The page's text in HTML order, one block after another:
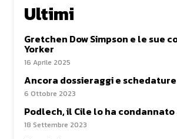
Ultimi
Gretchen Dow Simpson e le sue
Yorker
16 Aprile 2025
Ancora dossieraggi e schedature
6 Ottobre 2023
Podlech, il Cile lo ha
18 Settembre 2023